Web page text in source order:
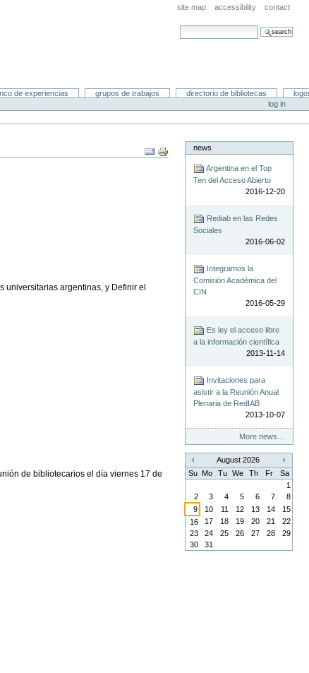
site map accessibility contact
search site
de experiencias grupos de trabajos directorio de bibliotecas
log in
Document
Actions
argentinas, y Definir el
de bibliotecarios el día viernes 17 de
news
Argentina en el Top
Ten del Acceso Abierto
2016-12-20
Rediab en las Redes
Sociales
2016-06-02
Integramos la
Comisión Académica del
CIN
2016-05-29
Es ley el acceso libre
a la información científica
2013-11-14
Invitaciones para
asistir a la Reunión Anual
Plenaria de RedIAB
2013-10-07
More news…
«
August 2026
»
Su Mo Tu We Th Fr
Sa
1
2
3 4 5 6 7
8
9
10 11 12 13 14
15
16
17 18 19 20 21
22
23
24 25 26 27 28
29
30
31